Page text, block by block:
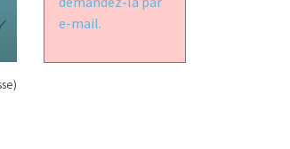
e-mail.